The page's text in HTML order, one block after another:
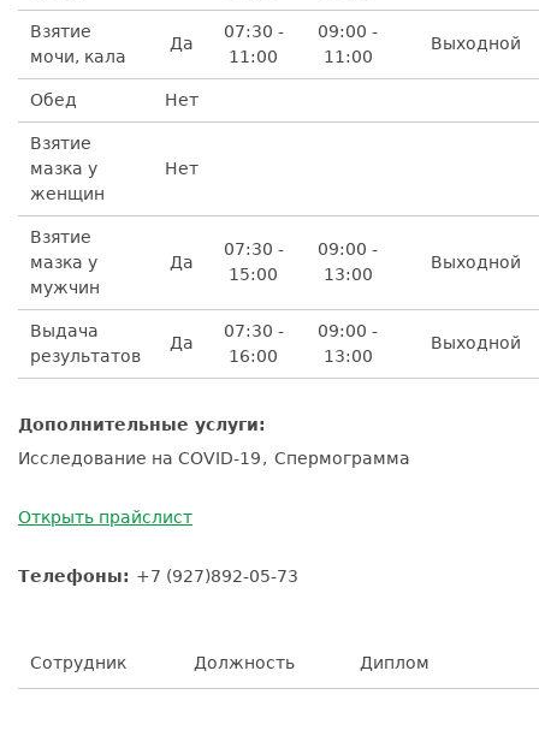
Взятие
мочи, кала
Да
07:30 -
11:00
09:00 -
11:00
Выходной
Обед Нет
Взятие
мазка у
женщин
Нет
Взятие
мазка у
мужчин
Да
07:30 -
15:00
09:00 -
13:00
Выходной
Выдача
результатов
Да
07:30 -
16:00
09:00 -
13:00
Выходной
Дополнительные услуги:
Исследование на COVID-19 Спермограмма
Открыть прайслист
Телефоны: +7 (927)892-05-73
Сотрудник Должность Диплом